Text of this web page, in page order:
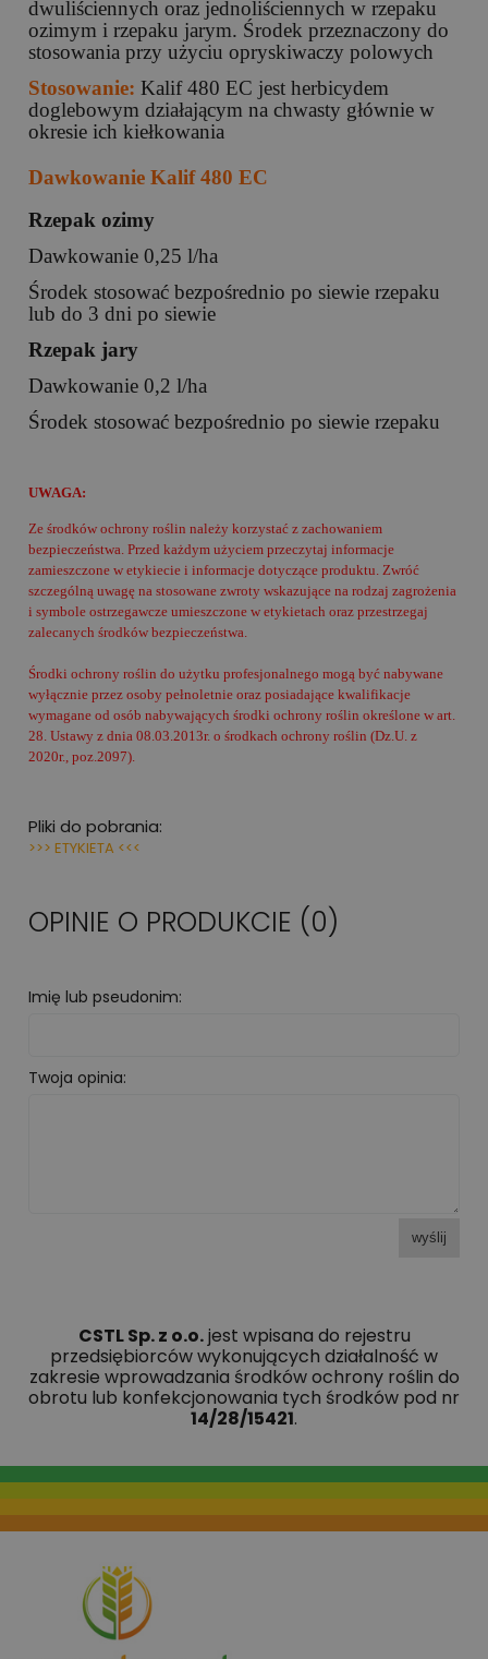
dwuliściennych oraz jednoliściennych w rzepaku
ozimym i rzepaku jarym. Środek przeznaczony do
stosowania przy użyciu opryskiwaczy polowych
Stosowanie: Kalif 480 EC jest herbicydem
doglebowym działającym na chwasty głównie w
okresie ich kiełkowania
Dawkowanie Kalif 480 EC
Rzepak ozimy
Dawkowanie 0,25 l/ha
Środek stosować bezpośrednio po siewie rzepaku
lub do 3 dni po siewie
Rzepak jary
Dawkowanie 0,2 l/ha
Środek stosować bezpośrednio po siewie rzepaku
UWAGA:
Ze środków ochrony roślin należy korzystać z zachowaniem
bezpieczeństwa. Przed każdym użyciem przeczytaj informacje
zamieszczone w etykiecie i informacje dotyczące produktu. Zwróć
szczególną uwagę na stosowane zwroty wskazujące na rodzaj zagrożenia
i symbole ostrzegawcze umieszczone w etykietach oraz przestrzegaj
zalecanych środków bezpieczeństwa.
Środki ochrony roślin do użytku profesjonalnego mogą być nabywane
wyłącznie przez osoby pełnoletnie oraz posiadające kwalifikacje
wymagane od osób nabywających środki ochrony roślin określone w art.
28. Ustawy z dnia 08.03.2013r. o środkach ochrony roślin (Dz.U. z
2020r., poz.2097).
Pliki do pobrania:
>>> ETYKIETA <<<
OPINIE O PRODUKCIE (0)
Imię lub pseudonim:
Twoja opinia:
wyślij
CSTL Sp. z o.o.jest wpisana do rejestru
przedsiębiorców wykonujących działalność w
zakresie wprowadzania środków ochrony roślin do
obrotu lub konfekcjonowania tych środków pod nr
14/28/15421.